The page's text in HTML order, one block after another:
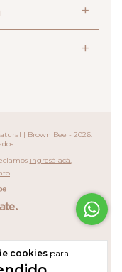
cookies para
+
+
| Brown Bee - 2026.
ingresá acá.